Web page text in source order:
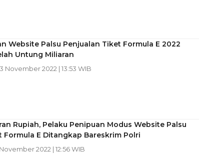
Website Palsu Penjualan Tiket Formula E 2022
Untung Miliaran
November 2022 | 13:53 WIB
Rupiah, Pelaku Penipuan Modus Website Palsu
Formula E Ditangkap Bareskrim Polri
2022 | 12:56 WIB